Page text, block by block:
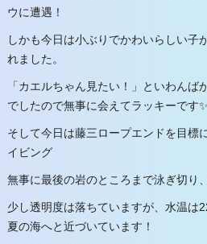
ウに遭遇！
しかも今日は小ぶりでかわいらしい子
れました。
「カエルちゃん見たい！」といわん
でしたので無事に会えてラッキーです✨
そして今日は藤三ロープエンドを目標
イビング
無事に最後の岩のところまで泳ぎ切り
少し透明度は落ちていますが、水温は
夏の海へと近づいています！